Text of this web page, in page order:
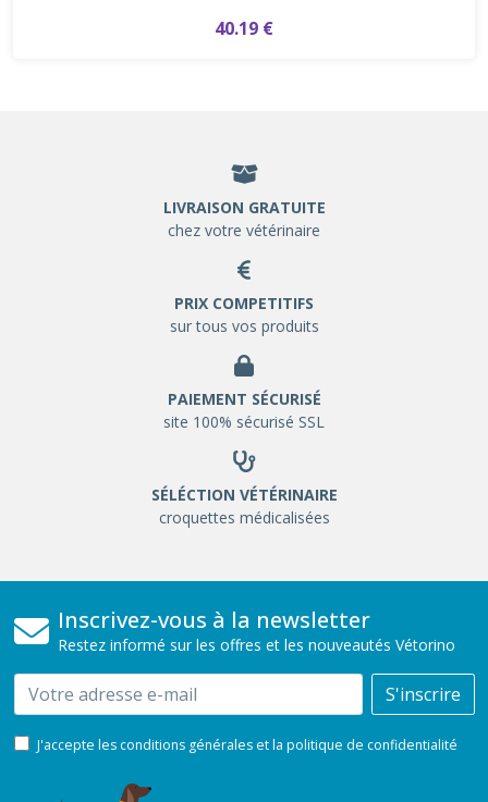
40.19 €
LIVRAISON GRATUITE
chez votre vétérinaire
PRIX COMPETITIFS
sur tous vos produits
PAIEMENT SÉCURISÉ
site 100% sécurisé SSL
SÉLÉCTION VÉTÉRINAIRE
croquettes médicalisées
Inscrivez-vous à la newsletter
Restez informé sur les offres et les nouveautés Vétorino
Email S'inscrire
J'accepte les conditions générales et la politique de confidentialité